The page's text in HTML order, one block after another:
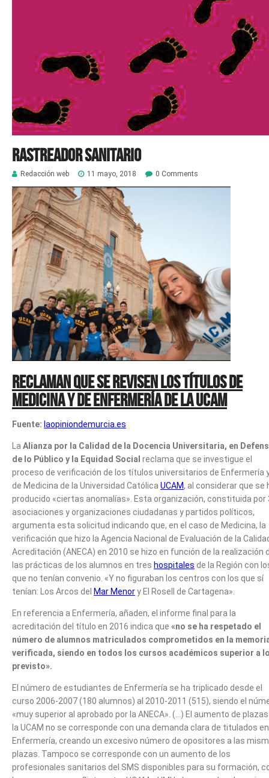
Rastreador sanitario
Redacción web 11 mayo, 2018 0 Comments
Reclaman que se revisen los títulos de
Medicina y de Enfermería de la UCAM
Fuente: laopiniondemurcia.es
La Alianza por la Calidad de la Docencia Universitaria, en
de lo Público y la Equidad Social reclama que se investigue el
proceso de verificación de los títulos universitarios de Enfermería
de Medicina de la Universidad Católica UCAM, al considerar que se
producido «ciertas anomalías». Esta organización, constituida por
asociaciones y organizaciones ciudadanas y partidos políticos,
argumenta esta solicitud indicando que, en el caso de Medicina, la
verificación que hizo la Agencia Nacional de Evaluación de la
Acreditación (ANECA) en 2010 se hizo en función de la realización
las prácticas de los alumnos en tres hospitales de la Región con
que no tenían convenio. «Y no figuraban los centros con los que sí
tenían: Los Arcos del Mar Menory El Rosell de Cartagena».
En referencia a Enfermería, añaden, el informe final para la
acreditación del título en 2016 indica que «no se ha respetado el
número de alumnos matriculados comprometidos en la
verificada, siendo en todos los cursos académicos superior a
previsto».
El número de estudiantes de Enfermería se ha triplicado desde el
curso 2006-2007 (180 alumnos) al 2010-2011 (515), siendo el
«muy superior al aprobado por la ANECA». (…) El aumento de
la UCAM no se corresponde con una demanda clara de titulados en
Enfermería, creando un excesivo número de opositores a las
plazas. Tampoco se corresponde con un aumento de los
profesionales sanitarios del SMS disponibles para su formación,